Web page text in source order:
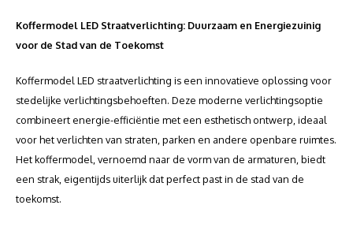
Koffermodel LED Straatverlichting: Duurzaam en Energiezuinig
voor de Stad van de Toekomst
Koffermodel LED straatverlichting is een innovatieve oplossing voor
stedelijke verlichtingsbehoeften. Deze moderne verlichtingsoptie
combineert energie-efficiëntie met een esthetisch ontwerp, ideaal
voor het verlichten van straten, parken en andere openbare ruimtes.
Het koffermodel, vernoemd naar de vorm van de armaturen, biedt
een strak, eigentijds uiterlijk dat perfect past in de stad van de
toekomst.